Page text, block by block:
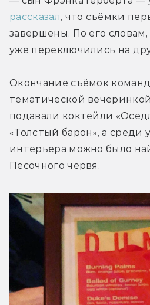
рассказал, что съёмки
завершены. По его
уже переключились на
Окончание съёмок
тематической
подавали коктейли
«Толстый барон», а среди
интерьера можно было
Песочного червя.